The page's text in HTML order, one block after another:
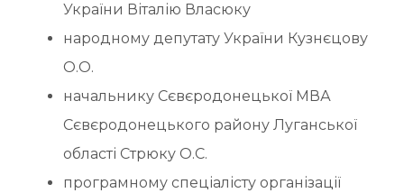
України Віталію Власюку
народному депутату України Кузнєцову
О.О.
начальнику Сєвєродонецької МВА
Сєвєродонецького району Луганської
області Стрюку О.С.
програмному спеціалісту організації